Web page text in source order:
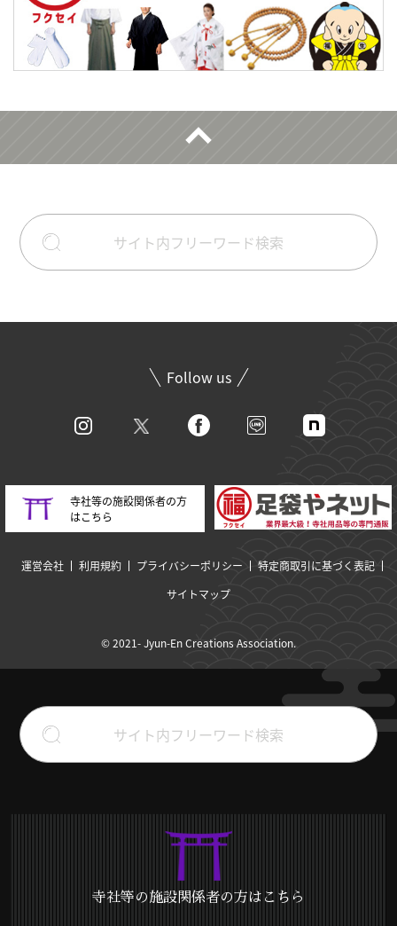
Follow us
寺社等の施設関係者の方
はこちら
運営会社 利用規約 プライバシーポリシー
特定商取引に基づく表記
サイトマップ
© 2021- Jyun-En Creations Association.
寺社等の施設関係者の方はこちら